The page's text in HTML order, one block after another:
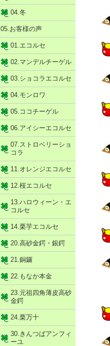
04.冬
05.お客様の声
01.エコルセ
02.マンデルチーゲル
03.ショコラエコルセ
04.モンロワ
05.ココチーゲル
06.アイシーエコルセ
07.ストロベリーショ
コラ
11.オレンジエコルセ
12.桜エコルセ
13.ハロウィーン・エ
コルセ
14.栗芋エコルセ
20.高砂金鍔・銀鍔
21.銅鑼
22.もなか本金
23.元祖四角薄皮高砂
金鍔
24.栗万十
30.きんつばアンフィ
ーユ